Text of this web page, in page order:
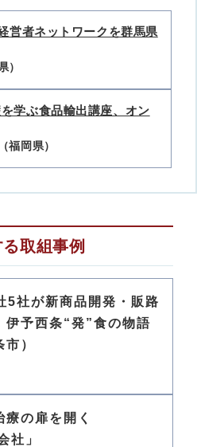
営者ネットワークを群馬県
）
学ぶ食品輸出講座、オン
福岡県）
取組事例
5社が新商品開発・販路
伊予西条“発”食の物語
）
の扉を開く
社」